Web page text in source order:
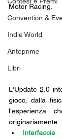
Convention &
Indie World
Anteprime
Libri
Motor Racing.
L'Update 2.0
gioco, dalla
l'esperienza
originariamente: